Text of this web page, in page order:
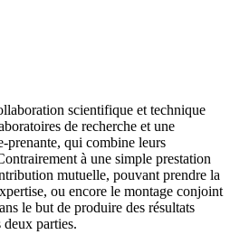
scientifique et technique
de recherche et une
prenante, qui combine leurs
à une simple prestation
mutuelle, pouvant prendre la
ou encore le montage conjoint
le but de produire des résultats
parties.